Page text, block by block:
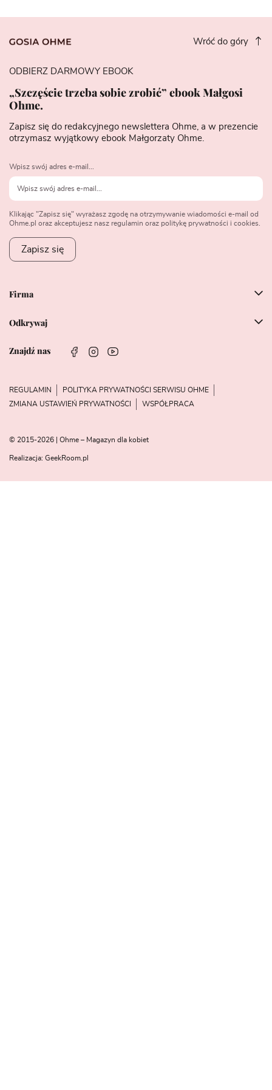
Wróć do góry
Firma
Odkrywaj
Znajdź nas
ODBIERZ DARMOWY EBOOK
„Szczęście trzeba sobie zrobić” ebook Małgosi
Ohme.
Zapisz się do redakcyjnego newslettera Ohme, a w prezencie
otrzymasz wyjątkowy ebook Małgorzaty Ohme.
Wpisz swój adres e-mail...
Klikając "Zapisz się" wyrażasz zgodę na otrzymywanie wiadomości e-mail od
Ohme.pl oraz akceptujesz nasz regulamin oraz politykę prywatności i cookies.
Zapisz się
REGULAMIN
POLITYKA PRYWATNOŚCI SERWISU OHME
ZMIANA USTAWIEŃ PRYWATNOŚCI
WSPÓŁPRACA
© 2015-2026 | Ohme – Magazyn dla kobiet
Realizacja: GeekRoom.pl